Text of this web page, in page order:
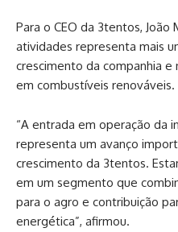
Para o CEO da 3tentos, João
atividades representa mais
crescimento da companhia e
em combustíveis renováveis.
“A entrada em operação da
representa um avanço
crescimento da 3tentos.
em um segmento que
para o agro e contribuição
energética”, afirmou.